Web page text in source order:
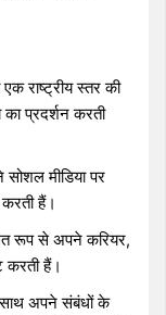
राष्ट्रीय स्तर की
का प्रदर्शन करती
मीडिया पर
हैं।
रूप से अपने करियर,
करती हैं।
साथ अपने संबंधों के